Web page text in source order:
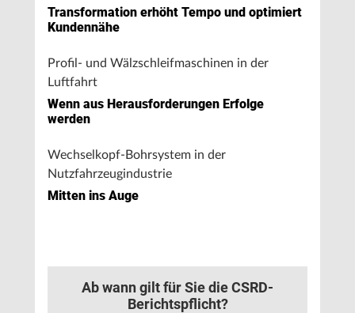
Transformation erhöht Tempo und optimiert
Kundennähe
Profil- und Wälzschleifmaschinen in der
Luftfahrt
Wenn aus Herausforderungen Erfolge
werden
Wechselkopf-Bohrsystem in der
Nutzfahrzeugindustrie
Mitten ins Auge
Ab wann gilt für Sie die CSRD-
Berichtspflicht?